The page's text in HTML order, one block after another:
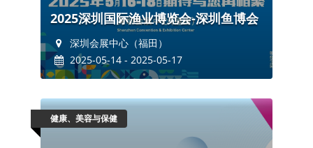
2025深圳国际渔业博览会-深圳鱼博会
深圳会展中心（福田）
2025-05-14 - 2025-05-17
健康、美容与保健